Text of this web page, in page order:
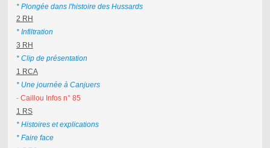
* Plongée dans l'histoire des Hussards
2 RH
* Infiltration
3 RH
* Clip de présentation
1 RCA
* Une journée à Canjuers
- Caillou Infos n° 85
1 RS
* Histoires et explications
* Faire face